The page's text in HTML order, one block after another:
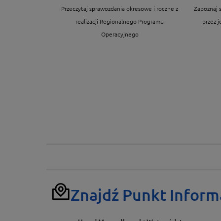
Przeczytaj sprawozdania okresowe i roczne z
realizacji Regionalnego Programu
Operacyjnego
Zapoznaj
przez
Znajdź Punkt